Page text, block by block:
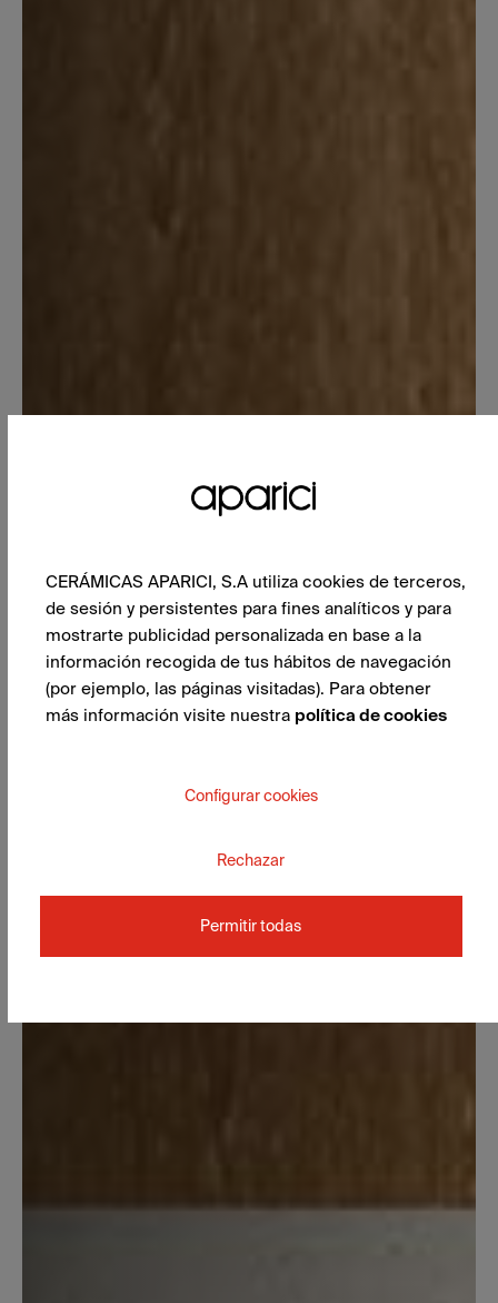
CERÁMICAS APARICI, S.A utiliza cookies de terceros,
de sesión y persistentes para fines analíticos y para
mostrarte publicidad personalizada en base a la
información recogida de tus hábitos de navegación
(por ejemplo, las páginas visitadas). Para obtener
más información visite nuestra política de cookies
Configurar cookies
Rechazar
Permitir todas